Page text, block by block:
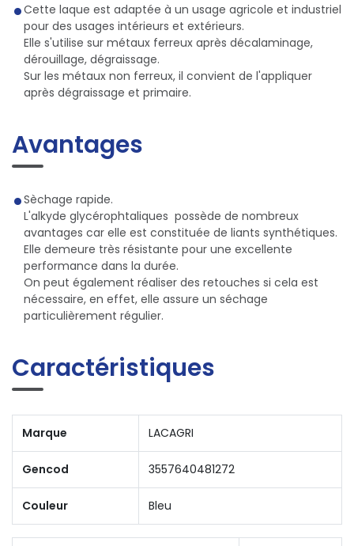
Cette laque est adaptée à un usage agricole et industriel
pour des usages intérieurs et extérieurs.
Elle s'utilise sur métaux ferreux après décalaminage,
dérouillage, dégraissage.
Sur les métaux non ferreux, il convient de l'appliquer
après dégraissage et primaire.
Avantages
Sèchage rapide.
L'alkyde glycérophtaliques possède de nombreux
avantages car elle est constituée de liants synthétiques.
Elle demeure très résistante pour une excellente
performance dans la durée.
On peut également réaliser des retouches si cela est
nécessaire, en effet, elle assure un séchage
particulièrement régulier.
Caractéristiques
Marque LACAGRI
Gencod 3557640481272
Couleur Bleu